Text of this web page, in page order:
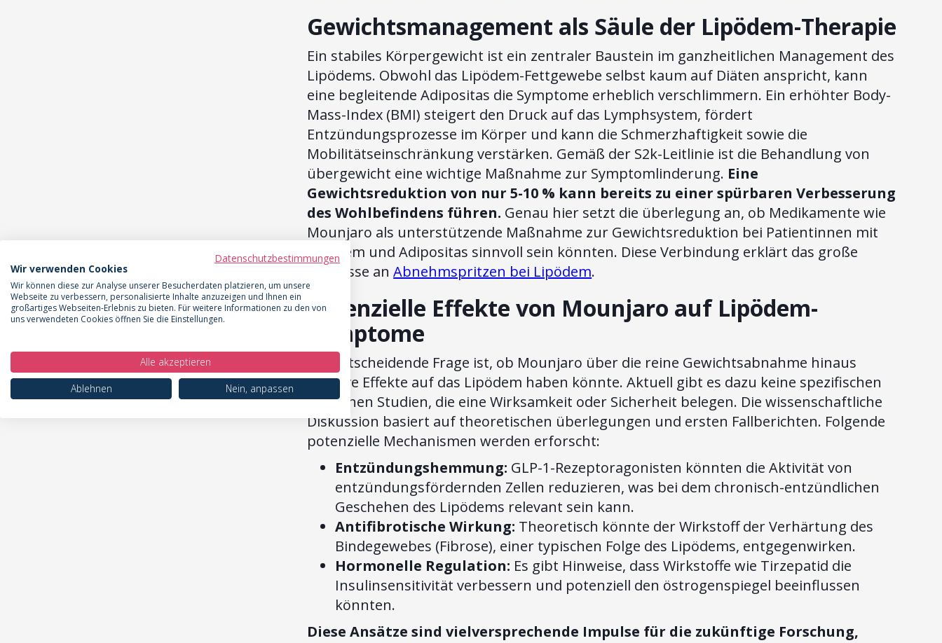
Gewichtsmanagement als Säule der Lipödem-Therapie
Ein stabiles Körpergewicht ist ein zentraler Baustein im ganzheitlichen Management des
Lipödems. Obwohl das Lipödem-Fettgewebe selbst kaum auf Diäten anspricht, kann
eine begleitende Adipositas die Symptome erheblich verschlimmern. Ein erhöhter Body-
Mass-Index (BMI) steigert den Druck auf das Lymphsystem, fördert
Entzündungsprozesse im Körper und kann die Schmerzhaftigkeit sowie die
Mobilitätseinschränkung verstärken. Gemäß der S2k-Leitlinie ist die Behandlung von
übergewicht eine wichtige Maßnahme zur Symptomlinderung. Eine
Gewichtsreduktion von nur 5-10 % kann bereits zu einer spürbaren Verbesserung
des Wohlbefindens führen. Genau hier setzt die überlegung an, ob Medikamente wie
Mounjaro als unterstützende Maßnahme zur Gewichtsreduktion bei Patientinnen mit
Lipödem und Adipositas sinnvoll sein könnten. Diese Verbindung erklärt das große
Interesse anAbnehmspritzen bei Lipödem.
Potenzielle Effekte von Mounjaro auf Lipödem-
Symptome
Die entscheidende Frage ist, ob Mounjaro über die reine Gewichtsabnahme hinaus
positive Effekte auf das Lipödem haben könnte. Aktuell gibt es dazu keine spezifischen
klinischen Studien, die eine Wirksamkeit oder Sicherheit belegen. Die wissenschaftliche
Diskussion basiert auf theoretischen überlegungen und ersten Fallberichten. Folgende
potenzielle Mechanismen werden erforscht:
Entzündungshemmung: GLP-1-Rezeptoragonisten könnten die Aktivität von
entzündungsfördernden Zellen reduzieren, was bei dem chronisch-entzündlichen
Geschehen des Lipödems relevant sein kann.
Antifibrotische Wirkung: Theoretisch könnte der Wirkstoff der Verhärtung des
Bindegewebes (Fibrose), einer typischen Folge des Lipödems, entgegenwirken.
Hormonelle Regulation: Es gibt Hinweise, dass Wirkstoffe wie Tirzepatid die
Insulinsensitivität verbessern und potenziell den östrogenspiegel beeinflussen
könnten.
Diese Ansätze sind vielversprechende Impulse für die zukünftige Forschung,
Datenschutzbestimmungen
Wir verwenden Cookies
Wir können diese zur Analyse unserer Besucherdaten platzieren, um unsere
Webseite zu verbessern, personalisierte Inhalte anzuzeigen und Ihnen ein
großartiges Webseiten-Erlebnis zu bieten. Für weitere Informationen zu den von
uns verwendeten Cookies öffnen Sie die Einstellungen.
Alle akzeptieren
Ablehnen
Nein, anpassen